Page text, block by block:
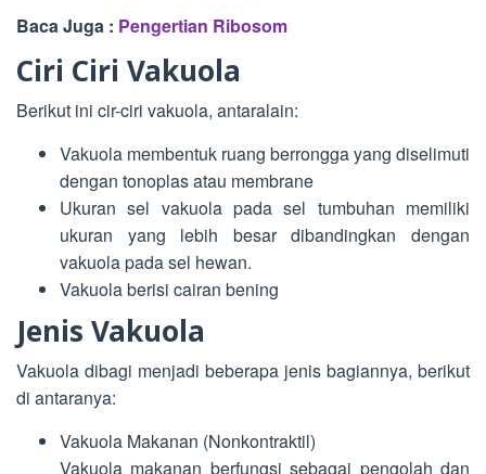
Baca Juga : Pengertian Ribosom
Ciri Ciri Vakuola
Berikut ini cir-ciri vakuola, antaralain:
Vakuola membentuk ruang berrongga yang diselimuti
dengan tonoplas atau membrane
Ukuran sel vakuola pada sel tumbuhan memiliki
ukuran yang lebih besar dibandingkan dengan
vakuola pada sel hewan.
Vakuola berisi cairan bening
Jenis Vakuola
Vakuola dibagi menjadi beberapa jenis bagiannya, berikut
di antaranya:
Vakuola Makanan (Nonkontraktil)
Vakuola makanan berfungsi sebagai pengolah dan